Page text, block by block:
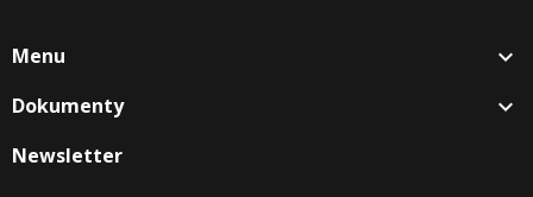
Menu 
Dokumenty 
Newsletter